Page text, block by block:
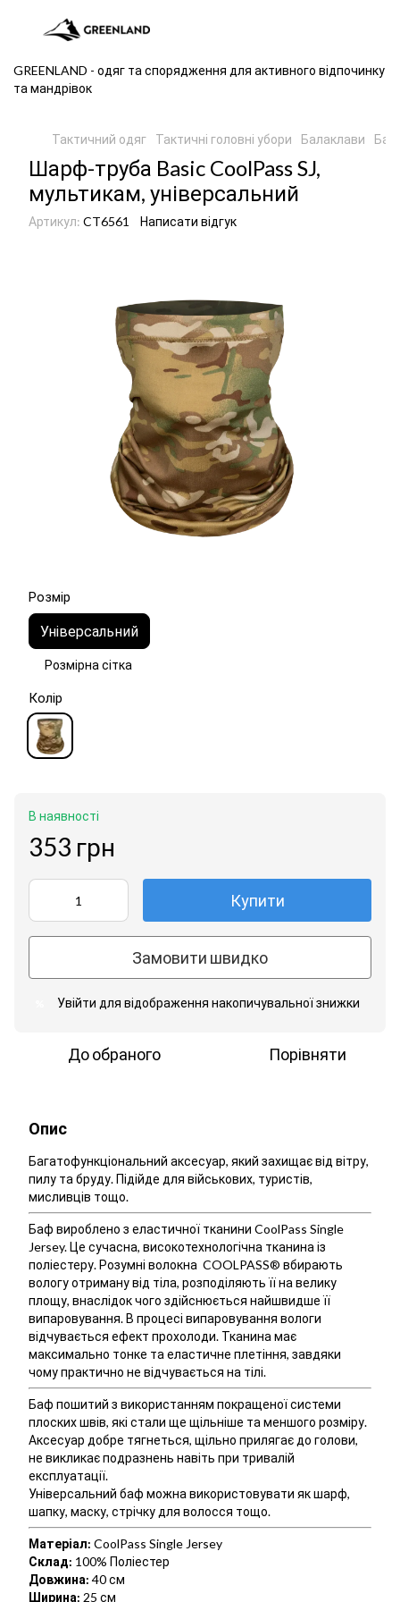
GREENLAND - одяг та спорядження для активного відпочинку
та мандрівок
Тактичний одяг Тактичні головні убори Балаклави
Шарф-труба Basic CoolPass SJ,
мультикам, універсальний
Артикул: CT6561 Написати відгук
Розмір
Універсальний
Розмірна сітка
Колір
В наявності
353 грн
Купити
Замовити швидко
Увійти для відображення накопичувальної знижки
До обраного Порівняти
Опис
Багатофункціональний аксесуар, який захищає від вітру,
пилу та бруду. Підійде для військових, туристів,
мисливців тощо.
Баф вироблено з еластичної тканини CoolPass Single
Jersey. Це сучасна, високотехнологічна тканина із
поліестеру. Розумні волокна COOLPASS® вбирають
вологу отриману від тіла, розподіляють її на велику
площу, внаслідок чого здійснюється найшвидше її
випаровування. В процесі випаровування вологи
відчувається ефект прохолоди. Тканина має
максимально тонке та еластичне плетіння, завдяки
чому практично не відчувається на тілі.
Баф пошитий з використанням покращеної системи
плоских швів, які стали ще щільніше та меншого розміру.
Аксесуар добре тягнеться, щільно прилягає до голови,
не викликає подразнень навіть при тривалій
експлуатації.
Універсальний баф можна використовувати як шарф,
шапку, маску, стрічку для волосся тощо.
Матеріал: CoolPass Single Jersey
Склад: 100% Поліестер
Довжина: 40 см
Ширина: 25 см